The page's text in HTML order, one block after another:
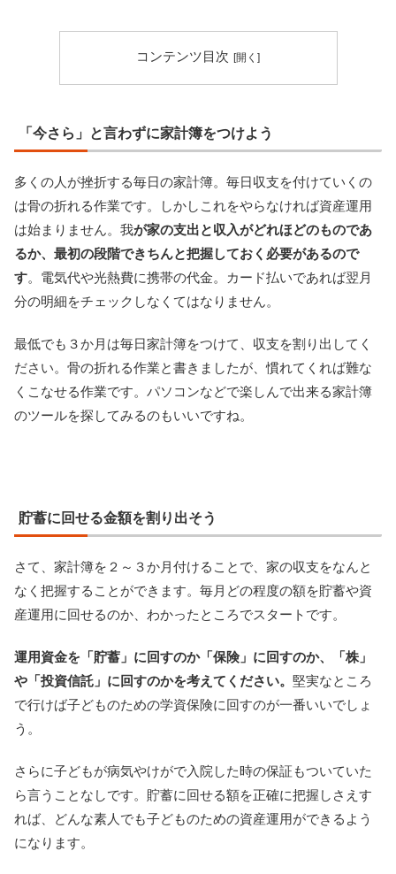
コンテンツ目次
「今さら」と言わずに家計簿をつけよう
多くの人が挫折する毎日の家計簿。毎日収支を付けていくの
は骨の折れる作業です。しかしこれをやらなければ資産運用
は始まりません。我が家の支出と収入がどれほどのものであ
るか、最初の段階できちんと把握しておく必要があるので
す。電気代や光熱費に携帯の代金。カード払いであれば翌月
分の明細をチェックしなくてはなりません。
最低でも３か月は毎日家計簿をつけて、収支を割り出してく
ださい。骨の折れる作業と書きましたが、慣れてくれば難な
くこなせる作業です。パソコンなどで楽しんで出来る家計簿
のツールを探してみるのもいいですね。
貯蓄に回せる金額を割り出そう
さて、家計簿を２～３か月付けることで、家の収支をなんと
なく把握することができます。毎月どの程度の額を貯蓄や資
産運用に回せるのか、わかったところでスタートです。
運用資金を「貯蓄」に回すのか「保険」に回すのか、「株」
や「投資信託」に回すのかを考えてください。 堅実なところ
で行けば子どものための学資保険に回すのが一番いいでしょ
う。
さらに子どもが病気やけがで入院した時の保証もついていた
ら言うことなしです。貯蓄に回せる額を正確に把握しさえす
れば、どんな素人でも子どものための資産運用ができるよう
になります。